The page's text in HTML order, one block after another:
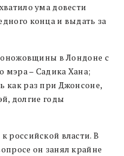
ума довести
конца и выдать за
в Лондоне с
мэра – Садика Хана;
как раз при Джонсоне,
долгие годы
российской власти. В
он занял крайне